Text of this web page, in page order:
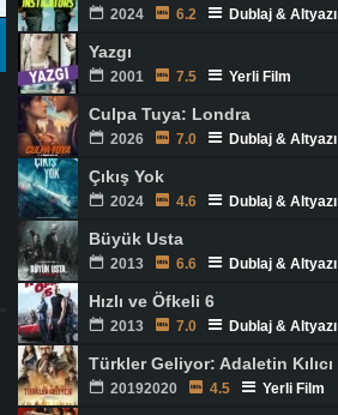
2024 6.2 Dublaj & Altyazı
Yazgı
2001 7.5 Yerli Film
Culpa Tuya: Londra
2026 7.0 Dublaj & Altyazı
Çıkış Yok
2024 4.6 Dublaj & Altyazı
Büyük Usta
2013 6.6 Dublaj & Altyazı
Hızlı ve Öfkeli 6
2013 7.0 Dublaj & Altyazı
Türkler Geliyor: Adaletin Kılıcı
20192020 4.5 Yerli Film